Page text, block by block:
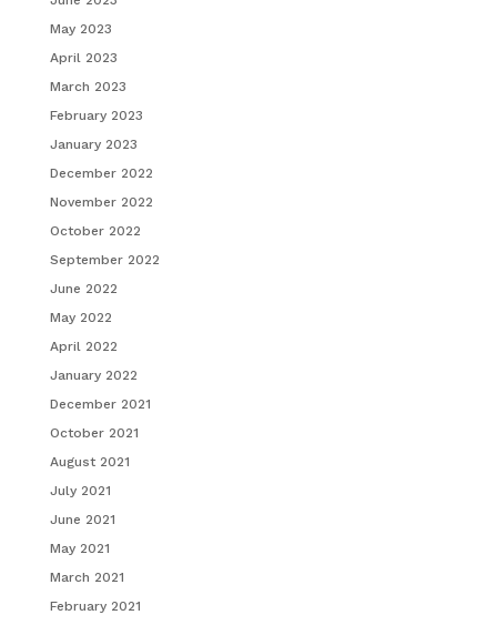
May 2023
April 2023
March 2023
February 2023
January 2023
December 2022
November 2022
October 2022
September 2022
June 2022
May 2022
April 2022
January 2022
December 2021
October 2021
August 2021
July 2021
June 2021
May 2021
March 2021
February 2021